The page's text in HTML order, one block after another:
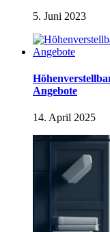
5. Juni 2023
Angebote
14. April 2025